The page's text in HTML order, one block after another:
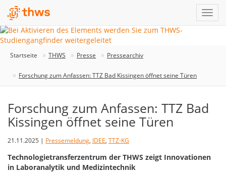
Startseite THWS Presse Pressearchiv
Forschung zum Anfassen: TTZ Bad Kissingen öffnet seine Türen
Forschung zum Anfassen: TTZ Bad
Kissingen öffnet seine Türen
21.11.2025 | Pressemeldung, IDEE, TTZ-KG
Technologietransferzentrum der THWS zeigt Innovationen
in Laboranalytik und Medizintechnik